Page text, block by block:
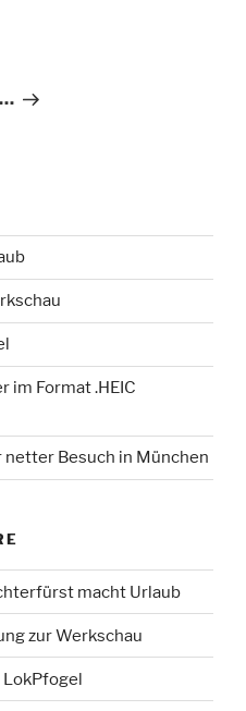
im Format .HEIC
netter Besuch in München
macht Urlaub
zur Werkschau
LokPfogel